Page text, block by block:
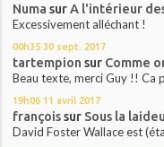
Numa surA l'intérieur
Excessivement alléchant !
00h35 30 sept. 2017
tartempion sur Comme
Beau texte, merci Guy !! Ca
19h06 11 avril 2017
françoissur Sous la
David Foster Wallace est